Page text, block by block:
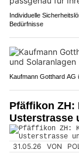
Individuelle
Bedürfnisse
Kaufmann Gotthard AG
Pfäffikon ZH:
Usterstrasse
31.05.26 VON